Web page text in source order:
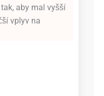
aby mal vyšší
vplyv na